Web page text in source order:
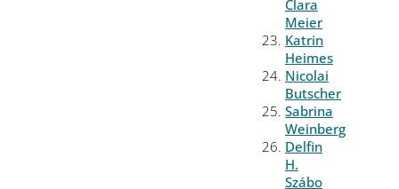
Clara
Meier
Katrin
Heimes
Nicolai
Butscher
Sabrina
Weinberg
Delfin
H.
Szábo